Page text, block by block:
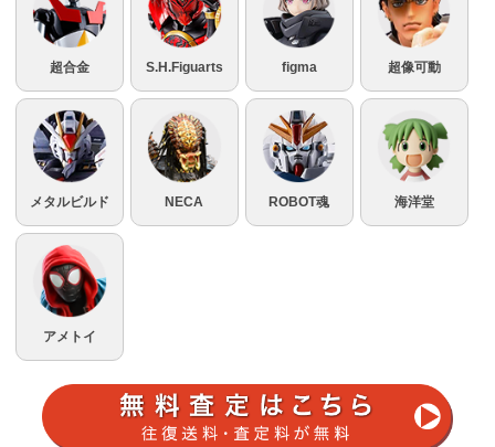
超合金 S.H.Figuarts figma 超像可動
メタルビルド NECA ROBOT魂 海洋堂
アメトイ